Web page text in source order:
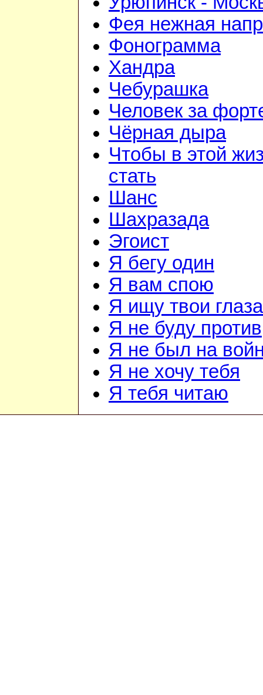
Фея нежная
Фонограмма
Хандра
Чебурашка
Человек за
Чёрная дыра
Чтобы в этой
стать
Шанс
Шахразада
Эгоист
Я бегу один
Я вам спою
Я ищу твои глаза
Я не буду против
Я не был на
Я не хочу тебя
Я тебя читаю